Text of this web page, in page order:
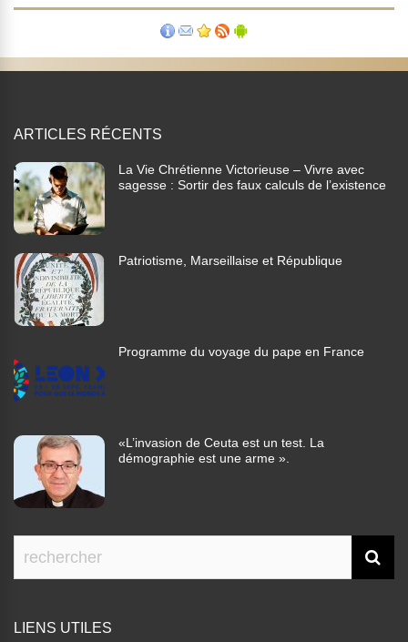
ARTICLES RÉCENTS
La Vie Chrétienne Victorieuse – Vivre avec
sagesse : Sortir des faux calculs de l’existence
Patriotisme, Marseillaise et République
Programme du voyage du pape en France
«L’invasion de Ceuta est un test. La
démographie est une arme ».
LIENS UTILES